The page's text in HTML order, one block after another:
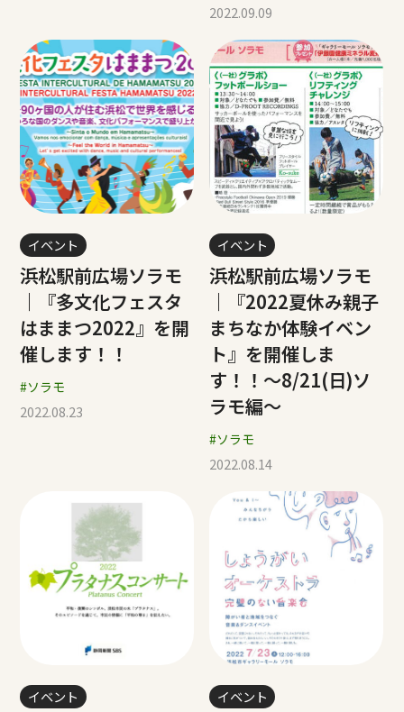
2022.09.09
イベント
浜松駅前広場ソラモ
｜『多文化フェスタ
はままつ2022』を開
催します！！
#ソラモ
2022.08.23
イベント
浜松駅前広場ソラモ
｜『2022夏休み親子
まちなか体験イベン
ト』を開催しま
す！！～8/21(日)ソ
ラモ編～
#ソラモ
2022.08.14
イベント イベント